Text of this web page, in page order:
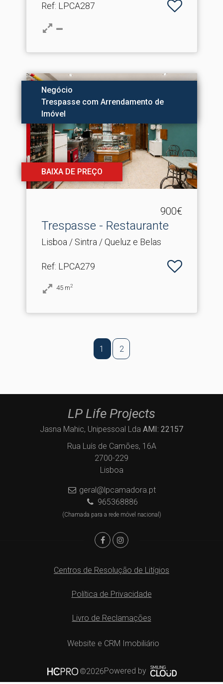
Ref: LPCA287
Negócio
Trespasse com Arrendamento de
Imóvel
BAIXA DE PREÇO
900€
Trespasse - Restaurante
Lisboa / Sintra / Queluz e Belas
Ref: LPCA279
45 m2
1 2
LP Life Projects
Jasna Mahic, Unipessoal Lda AMI: 22157
Rua Luís de Camões, 16A
2700-229
Lisboa
geral@lpcamadora.pt
965368886
(Chamada para a rede móvel nacional)
Centros de Resolução de Litígios
Política de Privacidade
Livro de Reclamações
Website e CRM Imobiliário
©2026Powered by